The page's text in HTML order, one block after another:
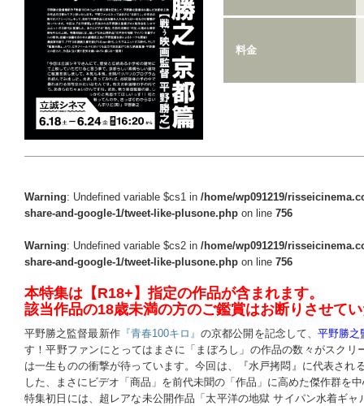
料金
Warning: Undefined variable $cs1 in /home/wp091219/
share-and-google-1/tweet-like-plusone.php on line 756
Warning: Undefined variable $cs2 in /home/wp091219/
share-and-google-1/tweet-like-plusone.php on line 756
本特集は【R18+】指定の作品が含まれます。
該当作品の18歳未満の方のご鑑賞はお断りさせて
平野勝之監督最新作『青春100キロ』の京都公開を記念して、 平野勝之
す！平野ファンにとってはまさに「まぼろし」の作品の数々がスク
は一生ものの衝撃が待っています。今回は、『水戸拷悶』に代表され
した、まさにビデオ「商品」を前代未聞の「作品」に高めた傑作群を
特集初日には、超レアな未公開作品「太平洋の地獄 サイパン水着ギ